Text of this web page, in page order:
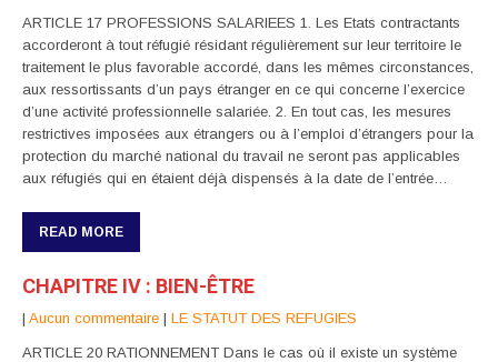
ARTICLE 17 PROFESSIONS SALARIEES 1. Les Etats contractants
accorderont à tout réfugié résidant régulièrement sur leur territoire le
traitement le plus favorable accordé, dans les mêmes circonstances,
aux ressortissants d’un pays étranger en ce qui concerne l’exercice
d’une activité professionnelle salariée. 2. En tout cas, les mesures
restrictives imposées aux étrangers ou à l’emploi d’étrangers pour la
protection du marché national du travail ne seront pas applicables
aux réfugiés qui en étaient déjà dispensés à la date de l’entrée…
READ MORE
CHAPITRE IV : BIEN-ÊTRE
| Aucun commentaire | LE STATUT DES REFUGIES
ARTICLE 20 RATIONNEMENT Dans le cas où il existe un système